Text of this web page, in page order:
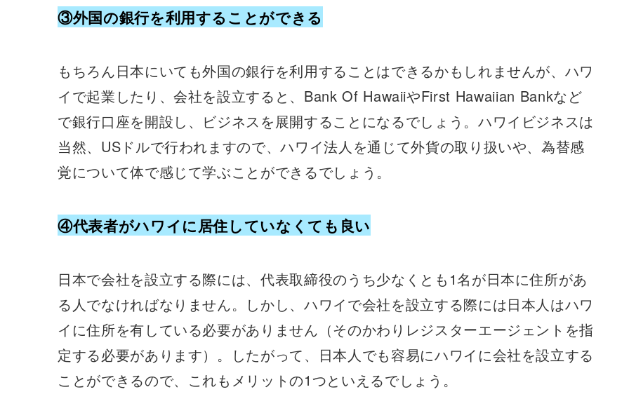
③外国の銀行を利用することができる
もちろん日本にいても外国の銀行を利用することはできるかもしれませんが、ハワ
イで起業したり、会社を設立すると、Bank Of HawaiiやFirst Hawaiian Bankなど
で銀行口座を開設し、ビジネスを展開することになるでしょう。ハワイビジネスは
当然、USドルで行われますので、ハワイ法人を通じて外貨の取り扱いや、為替感
覚について体で感じて学ぶことができるでしょう。
④代表者がハワイに居住していなくても良い
日本で会社を設立する際には、代表取締役のうち少なくとも1名が日本に住所があ
る人でなければなりません。しかし、ハワイで会社を設立する際には日本人はハワ
イに住所を有している必要がありません（そのかわりレジスターエージェントを指
定する必要があります）。したがって、日本人でも容易にハワイに会社を設立する
ことができるので、これもメリットの1つといえるでしょう。